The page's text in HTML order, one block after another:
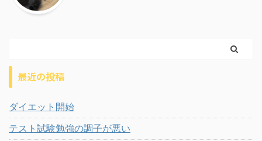
最近の投稿
ダイエット開始
テスト試験勉強の調子が悪い